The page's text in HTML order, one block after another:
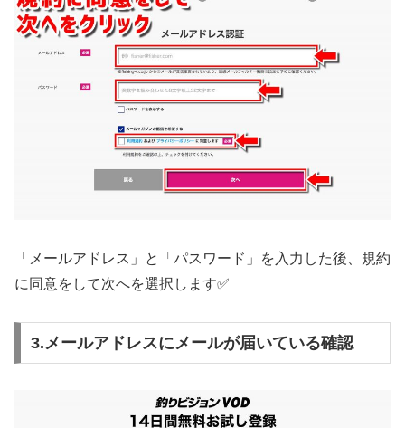
「メールアドレス」と「パスワード」を入力した後、規約
に同意をして次へを選択します✅
3.メールアドレスにメールが届いている確認